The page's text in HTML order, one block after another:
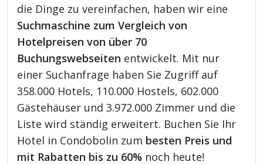
die Dinge zu vereinfachen, haben wir eine
Suchmaschine zum Vergleich von
Hotelpreisen von über 70
Buchungswebseiten entwickelt. Mit nur
einer Suchanfrage haben Sie Zugriff auf
358.000 Hotels, 110.000 Hostels, 602.000
Gästehäuser und 3.972.000 Zimmer und die
Liste wird ständig erweitert. Buchen Sie Ihr
Hotel in Condobolin zum besten Preis und
mit Rabatten bis zu 60% noch heute!